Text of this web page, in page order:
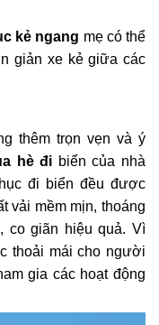
kẻ ngang mẹ có thể
giản xe kẻ giữa các
thêm trọn vẹn và ý
hè đi biển của nhà
đi biển đều được
vải mềm mịn, thoáng
co giãn hiệu quả. Vì
thoải mái cho người
gia các hoạt động